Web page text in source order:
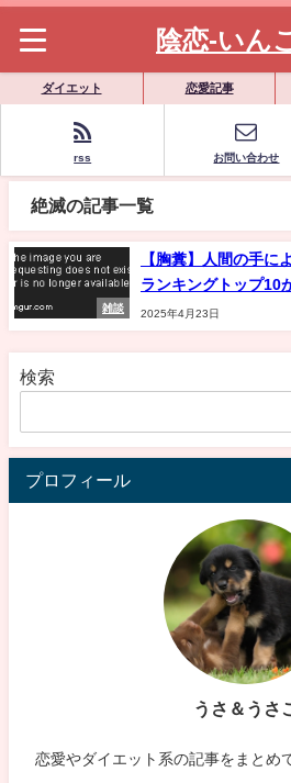
陰恋-いん
ダイエット 恋愛記事
rss お問い合わせ
絶滅の記事一覧
雑談
【胸糞】人間の手に
ランキングトップ
2025年4月23日
検索
プロフィール
うさ＆うさ
恋愛やダイエット系の記事をまとめ